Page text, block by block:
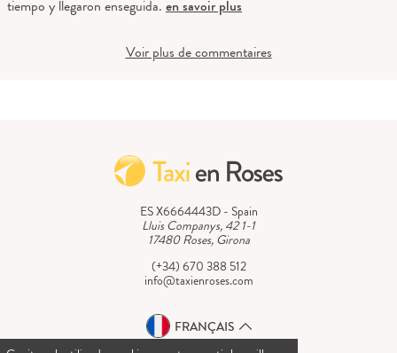
tiempo y llegaron enseguida. en savoir plus
Voir plus de commentaires
ES X6664443D - Spain
Lluis Companys, 42 1-1
17480 Roses, Girona
(+34) 670 388 512
info@taxienroses.com
FRANÇAIS